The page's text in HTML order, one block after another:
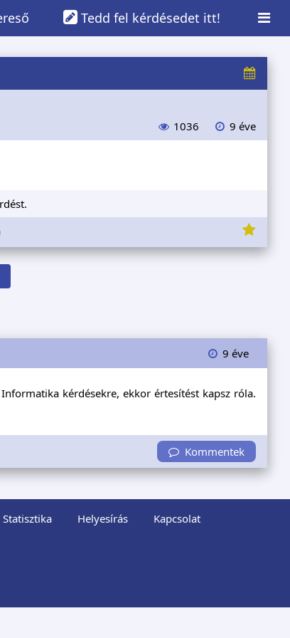
Tedd fel kérdésedet itt!
1036 9 éve
9 éve
kérdésekre, ekkor értesítést kapsz róla.
Kommentek
Statisztika Helyesírás Kapcsolat